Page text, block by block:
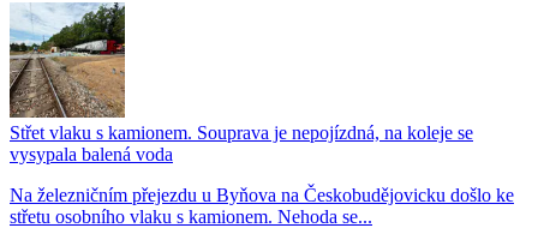
Střet vlaku s kamionem. Souprava je nepojízdná, na koleje se
vysypala balená voda
Na železničním přejezdu u Byňova na Českobudějovicku došlo ke
střetu osobního vlaku s kamionem. Nehoda se...